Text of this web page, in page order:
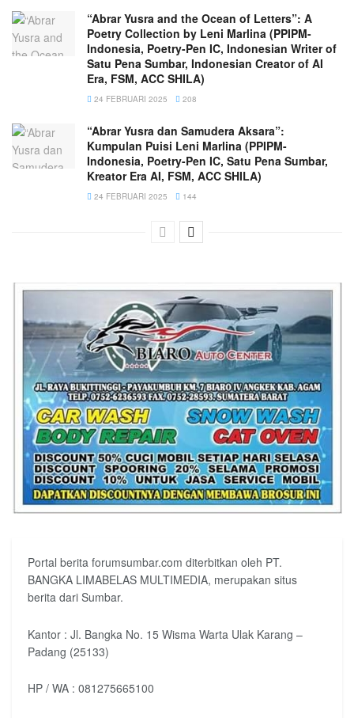
“Abrar Yusra and the Ocean of Letters”: A
Poetry Collection by Leni Marlina (PPIPM-
Indonesia, Poetry-Pen IC, Indonesian Writer of
Satu Pena Sumbar, Indonesian Creator of AI
Era, FSM, ACC SHILA)
24 FEBRUARI 2025 208
“Abrar Yusra dan Samudera Aksara”:
Kumpulan Puisi Leni Marlina (PPIPM-
Indonesia, Poetry-Pen IC, Satu Pena Sumbar,
Kreator Era AI, FSM, ACC SHILA)
24 FEBRUARI 2025 144
Portal berita forumsumbar.com diterbitkan oleh PT.
BANGKA LIMABELAS MULTIMEDIA, merupakan situs
berita dari Sumbar.
Kantor : Jl. Bangka No. 15 Wisma Warta Ulak Karang –
Padang (25133)
HP / WA : 081275665100